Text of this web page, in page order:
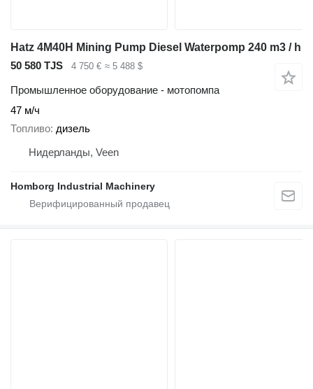
Hatz 4M40H Mining Pump Diesel Waterpomp 240 m3 / h
50 580 TJS
4 750 € ≈ 5 488 $
Промышленное оборудование - мотопомпа
47 м/ч
Топливо дизель
Нидерланды, Veen
Homborg Industrial Machinery